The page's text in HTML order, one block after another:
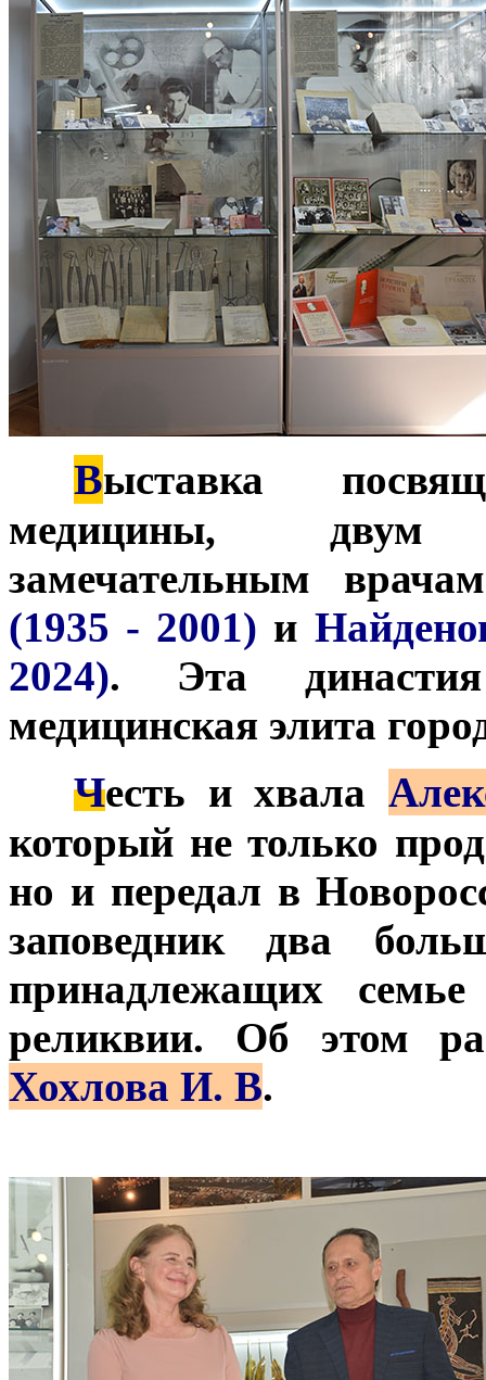
Выставка
медицины, двум
замечательным
(1935 - 2001) и
2024). Эта
медицинская элита
Честь и хвала
который не только
но и передал в
заповедник два
принадлежащих
реликвии. Об этом
Хохлова И. В.